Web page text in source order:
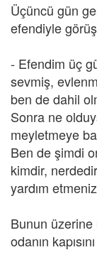
Üçüncü gün
efendiyle
- Efendim üç
sevmiş,
ben de dahil
Sonra ne
meyletmeye
Ben de şimdi
kimdir,
yardım
Bunun
odanın